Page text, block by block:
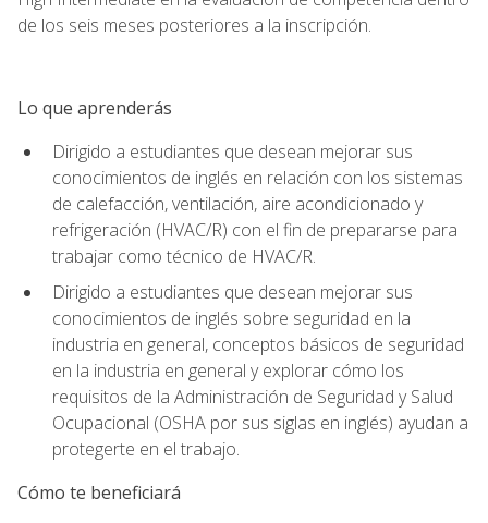
de los seis meses posteriores a la inscripción.
Lo que aprenderás
Dirigido a estudiantes que desean mejorar sus
conocimientos de inglés en relación con los sistemas
de calefacción, ventilación, aire acondicionado y
refrigeración (HVAC/R) con el fin de prepararse para
trabajar como técnico de HVAC/R.
Dirigido a estudiantes que desean mejorar sus
conocimientos de inglés sobre seguridad en la
industria en general, conceptos básicos de seguridad
en la industria en general y explorar cómo los
requisitos de la Administración de Seguridad y Salud
Ocupacional (OSHA por sus siglas en inglés) ayudan a
protegerte en el trabajo.
Cómo te beneficiará